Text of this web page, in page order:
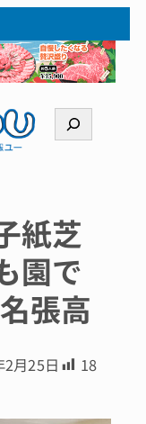
索
紙芝
園で
張高
2月25日 18